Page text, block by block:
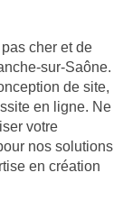
cher et de
sur-Saône.
de site,
en ligne. Ne
votre
nos solutions
en création